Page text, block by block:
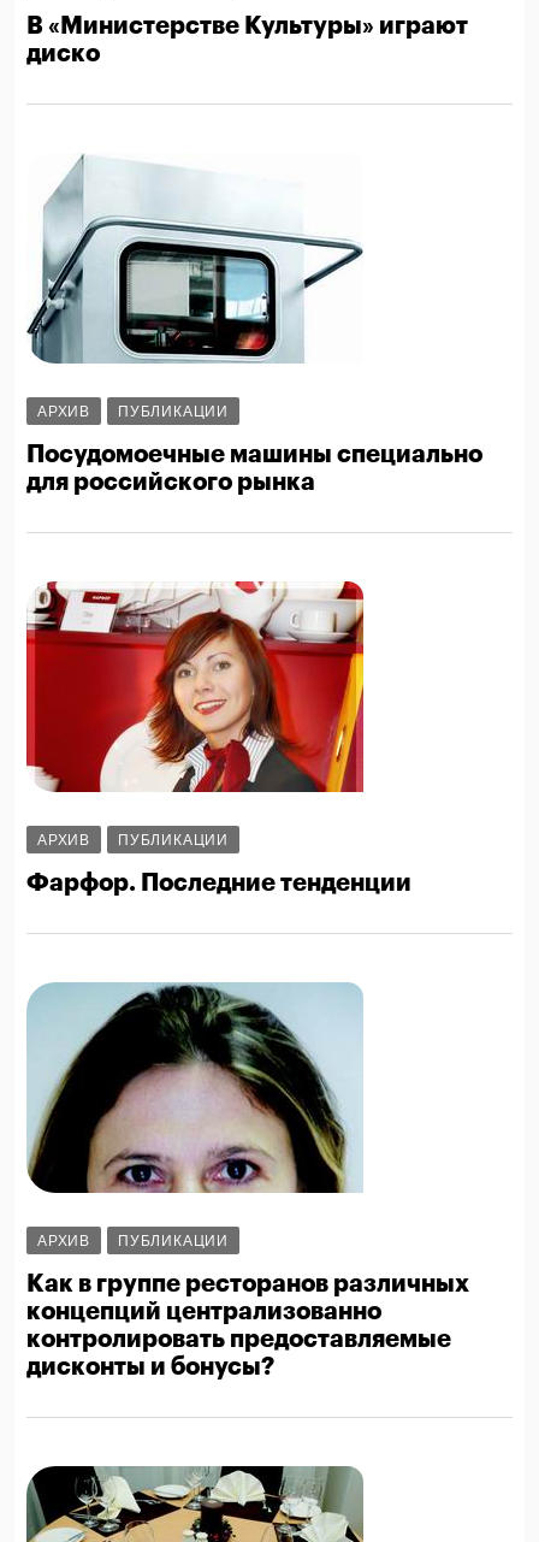
В «Министерстве Культуры» играют
диско
АРХИВ ПУБЛИКАЦИИ
Посудомоечные машины специально
для российского рынка
АРХИВ ПУБЛИКАЦИИ
Фарфор. Последние тенденции
АРХИВ ПУБЛИКАЦИИ
Как в группе ресторанов различных
концепций централизованно
контролировать предоставляемые
дисконты и бонусы?